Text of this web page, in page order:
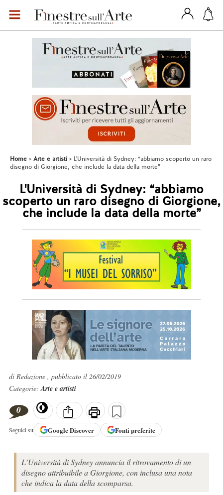
Home Arte e artisti
L'Università di Sydney: “abbiamo scoperto un raro
disegno di Giorgione, che include la data della morte”
L'Università di Sydney: “abbiamo
scoperto un raro disegno di Giorgione,
che include la data della morte”
di Redazione , pubblicato il 26/02/2019
Categorie:Arte e artisti
0
Seguici su GoogleDiscover Fonti preferite
L’Università di Sydney annuncia il ritrovamento di un
disegno attribuibile a Giorgione, con inclusa una nota
che indica la data della scomparsa.